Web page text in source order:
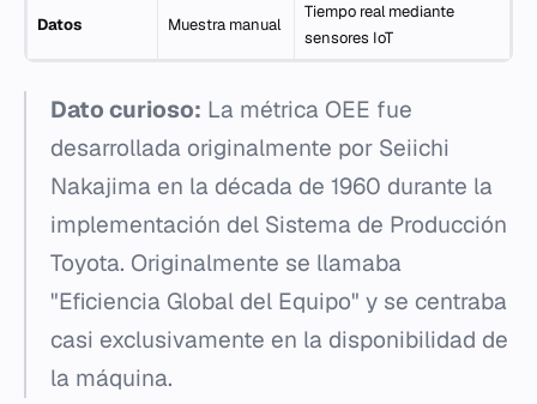
Datos Muestra manual
Tiempo real mediante
sensores IoT
Dato curioso: La métrica OEE fue
desarrollada originalmente por Seiichi
Nakajima en la década de 1960 durante la
implementación del Sistema de Producción
Toyota. Originalmente se llamaba
"Eficiencia Global del Equipo" y se centraba
casi exclusivamente en la disponibilidad de
la máquina.